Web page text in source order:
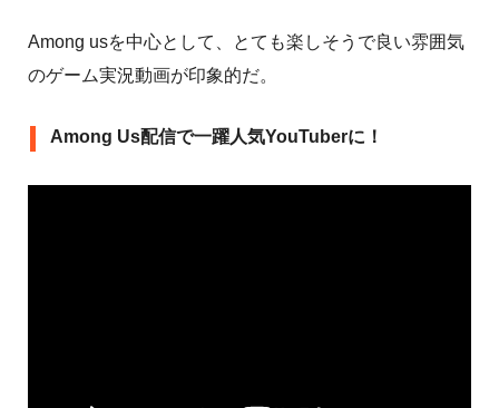
Among usを中心として、とても楽しそうで良い雰囲気
のゲーム実況動画が印象的だ。
Among Us配信で一躍人気YouTuberに！